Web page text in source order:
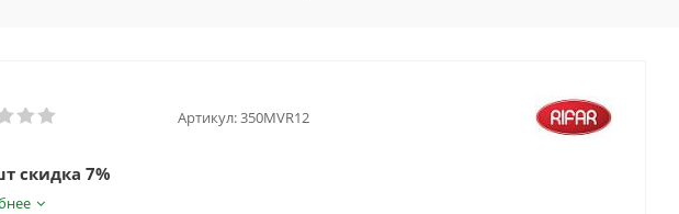
Артикул:350MVR12
скидка 7%